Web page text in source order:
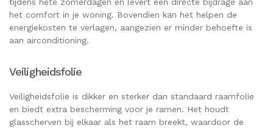
tijdens hete zomerdagen en levert een directe bijdrage aan
het comfort in je woning. Bovendien kan het helpen de
energiekosten te verlagen, aangezien er minder behoefte is
aan airconditioning.
Veiligheidsfolie
Veiligheidsfolie is dikker en sterker dan standaard raamfolie
en biedt extra bescherming voor je ramen. Het houdt
glasscherven bij elkaar als het raam breekt, waardoor de